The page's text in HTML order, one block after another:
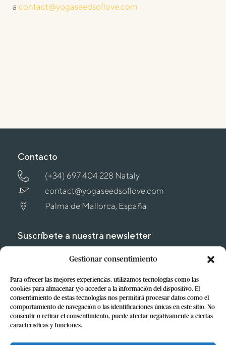
Gestionar consentimiento
Para ofrecer las mejores experiencias, utilizamos tecnologías como las
cookies para almacenar y/o acceder a la información del dispositivo. El
consentimiento de estas tecnologías nos permitirá procesar datos como el
comportamiento de navegación o las identificaciones únicas en este sitio. No
consentir o retirar el consentimiento, puede afectar negativamente a ciertas
características y funciones.
a contact@yogaseedsoflove.com
Contacto
(+34) 697 404 228 Nataly
contact@yogaseedsoflove.com
Palma de Mallorca, España
Suscríbete a nuestra newsletter
Y sé el primero en enterarte del
¡SUSCRÍBEME!